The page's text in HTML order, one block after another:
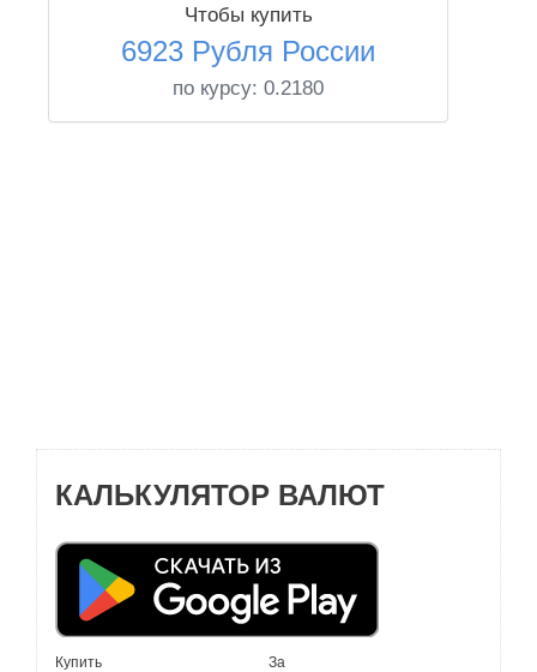
Чтобы купить
6923 Рубля России
по курсу: 0.2180
КАЛЬКУЛЯТОР ВАЛЮТ
Купить За